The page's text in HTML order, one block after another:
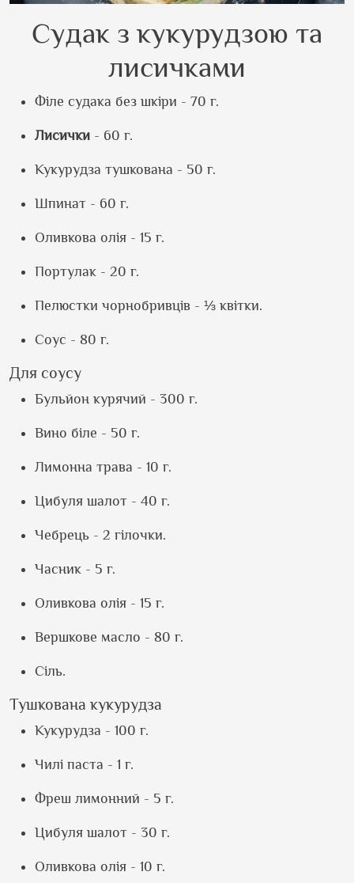
Судак з кукурудзою та
лисичками
Філе судака без шкіри - 70 г.
Лисички - 60 г.
Кукурудза тушкована - 50 г.
Шпинат - 60 г.
Оливкова олія - 15 г.
Портулак - 20 г.
Пелюстки чорнобривців - ⅓ квітки.
Соус - 80 г.
Для соусу
Бульйон курячий - 300 г.
Вино біле - 50 г.
Лимонна трава - 10 г.
Цибуля шалот - 40 г.
Чебрець - 2 гілочки.
Часник - 5 г.
Оливкова олія - 15 г.
Вершкове масло - 80 г.
Сіль.
Тушкована кукурудза
Кукурудза - 100 г.
Чилі паста - 1 г.
Фреш лимонний - 5 г.
Цибуля шалот - 30 г.
Оливкова олія - 10 г.